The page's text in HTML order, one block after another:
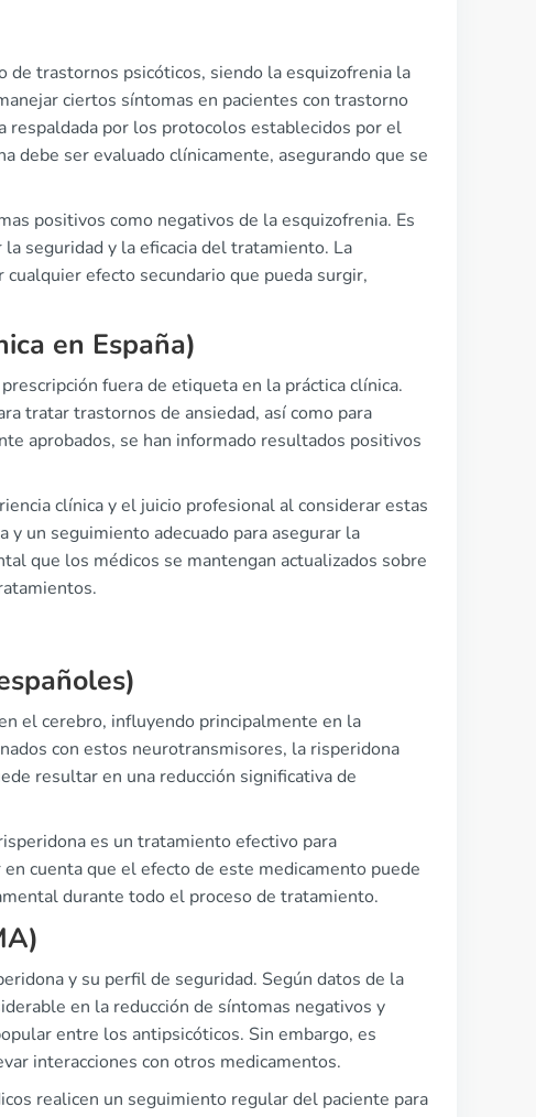
trastornos psicóticos, siendo la esquizofrenia la
ciertos síntomas en pacientes con trastorno
respaldada por los protocolos establecidos por el
debe ser evaluado clínicamente, asegurando que se
positivos como negativos de la esquizofrenia. Es
seguridad y la eficacia del tratamiento. La
efecto secundario que pueda surgir,
en España)
fuera de etiqueta en la práctica clínica.
tratar trastornos de ansiedad, así como para
aprobados, se han informado resultados positivos
clínica y el juicio profesional al considerar estas
y un seguimiento adecuado para asegurar la
que los médicos se mantengan actualizados sobre
el cerebro, influyendo principalmente en la
con estos neurotransmisores, la risperidona
resultar en una reducción significativa de
es un tratamiento efectivo para
cuenta que el efecto de este medicamento puede
durante todo el proceso de tratamiento.
y su perfil de seguridad. Según datos de la
en la reducción de síntomas negativos y
entre los antipsicóticos. Sin embargo, es
interacciones con otros medicamentos.
realicen un seguimiento regular del paciente para